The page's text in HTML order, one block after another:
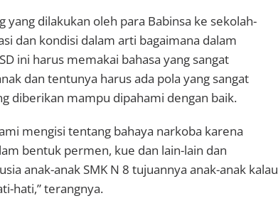
dilakukan oleh para Babinsa ke sekolah-
dan kondisi dalam arti bagaimana dalam
ini harus memakai bahasa yang sangat
dan tentunya harus ada pola yang sangat
diberikan mampu dipahami dengan baik.
mengisi tentang bahaya narkoba karena
bentuk permen, kue dan lain-lain dan
anak-anak SMK N 8 tujuannya anak-anak kalau
hati,” terangnya.